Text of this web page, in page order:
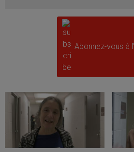
Abonnez-vous à